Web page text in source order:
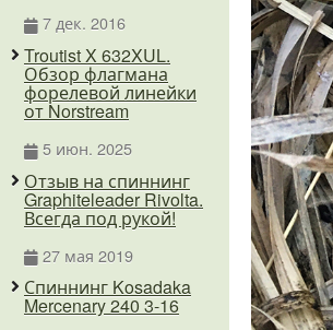
7 дек. 2016
Troutist X 632XUL.
Обзор флагмана
форелевой линейки
от Norstream
5 июн. 2025
Отзыв на спиннинг
Graphiteleader Rivolta.
Всегда под рукой!
27 мая 2019
Спиннинг Kosadaka
Mercenary 240 3-16